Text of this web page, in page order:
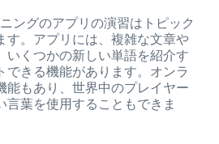
ングのアプリの演習はトピック
す。アプリには、複雑な文章や
いくつかの新しい単語を紹介す
できる機能があります。オンラ
能もあり、世界中のプレイヤー
言葉を使用することもできま